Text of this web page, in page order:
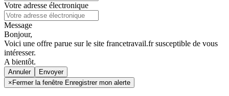
Votre adresse électronique
Message
Bonjour,
Voici une offre parue sur le site francetravail.fr susceptible de vous
intéresser.
A bientôt.
Annuler
× Fermer la fenêtre Enregistrer mon alerte